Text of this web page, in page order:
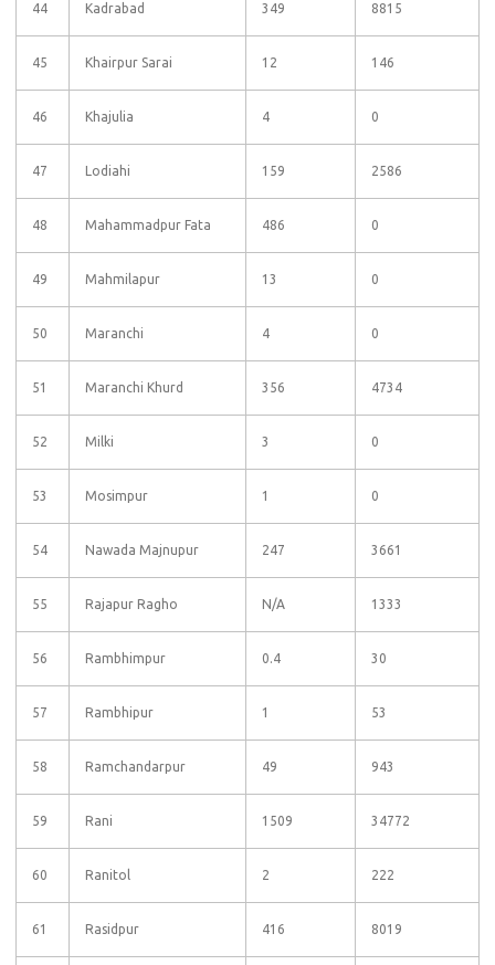
44 Kadrabad 349 8815
45 Khairpur Sarai 12 146
46 Khajulia 4 0
47 Lodiahi 159 2586
48 Mahammadpur Fata 486 0
49 Mahmilapur 13 0
50 Maranchi 4 0
51 Maranchi Khurd 356 4734
52 Milki 3 0
53 Mosimpur 1 0
54 Nawada Majnupur 247 3661
55 Rajapur Ragho N/A 1333
56 Rambhimpur 0.4 30
57 Rambhipur 1 53
58 Ramchandarpur 49 943
59 Rani 1509 34772
60 Ranitol 2 222
61 Rasidpur 416 8019